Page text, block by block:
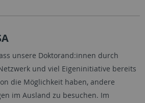
unsere Doktorand:innen durch
und viel Eigeninitiative bereits
die Möglichkeit haben, andere
im Ausland zu besuchen. Im